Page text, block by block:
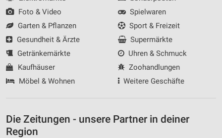
Foto & Video
Garten & Pflanzen
Gesundheit & Ärzte
Getränkemärkte
Kaufhäuser
Möbel & Wohnen
Spielwaren
Sport & Freizeit
Supermärkte
Uhren & Schmuck
Zoohandlungen
Weitere Geschäfte
Die Zeitungen - unsere Partner in deiner
Region